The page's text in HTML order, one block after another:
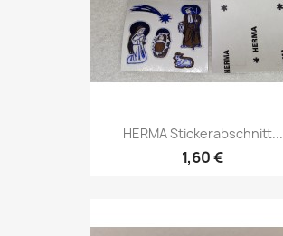
HERMA Stickerabschnitt...
1,60 €